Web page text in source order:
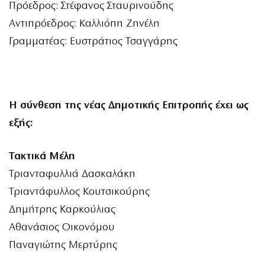
Πρόεδρος: Στέφανος Σταυρινούδης
Αντιπρόεδρος: Καλλιόπη Ζηνέλη
Γραμματέας: Ευστράτιος Τσαγγάρης
Η σύνθεση της νέας Δημοτικής Επιτροπής έχει ως
εξής:
Τακτικά Μέλη
Τριανταφυλλιά Δασκαλάκη
Τριαντάφυλλος Κουτσικούρης
Δημήτρης Καρκούλιας
Αθανάσιος Οικονόμου
Παναγιώτης Μερτύρης